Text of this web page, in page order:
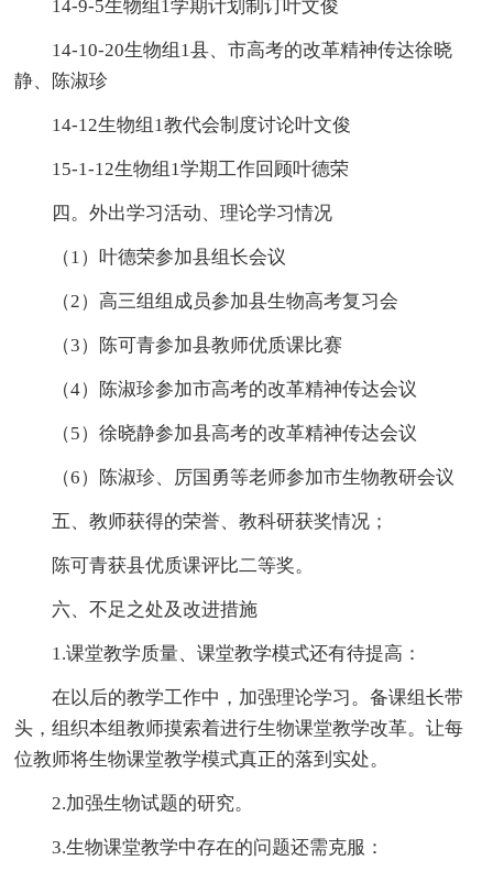
14-9-5生物组1学期计划制订叶文俊
14-10-20生物组1县、市高考的改革精神传达徐晓
静、陈淑珍
14-12生物组1教代会制度讨论叶文俊
15-1-12生物组1学期工作回顾叶德荣
四。外出学习活动、理论学习情况
（1）叶德荣参加县组长会议
（2）高三组组成员参加县生物高考复习会
（3）陈可青参加县教师优质课比赛
（4）陈淑珍参加市高考的改革精神传达会议
（5）徐晓静参加县高考的改革精神传达会议
（6）陈淑珍、厉国勇等老师参加市生物教研会议
五、教师获得的荣誉、教科研获奖情况；
陈可青获县优质课评比二等奖。
六、不足之处及改进措施
1.课堂教学质量、课堂教学模式还有待提高：
在以后的教学工作中，加强理论学习。备课组长带
头，组织本组教师摸索着进行生物课堂教学改革。让每
位教师将生物课堂教学模式真正的落到实处。
2.加强生物试题的研究。
3.生物课堂教学中存在的问题还需克服：